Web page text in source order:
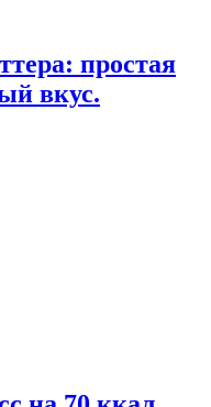
простая
вкус.